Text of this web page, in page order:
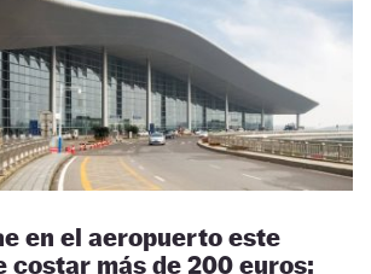
en el aeropuerto este
costar más de 200 euros: